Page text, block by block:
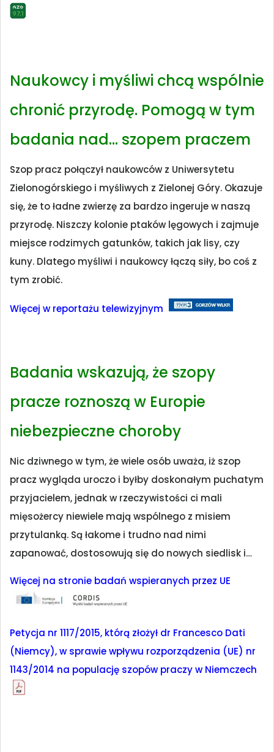
Naukowcy i myśliwi chcą wspólnie
chronić przyrodę. Pomogą w tym
badania nad… szopem praczem
Szop pracz połączył naukowców z Uniwersytetu
Zielonogórskiego i myśliwych z Zielonej Góry. Okazuje
się, że to ładne zwierzę za bardzo ingeruje w naszą
przyrodę. Niszczy kolonie ptaków lęgowych i zajmuje
miejsce rodzimych gatunków, takich jak lisy, czy
kuny. Dlatego myśliwi i naukowcy łączą siły, bo coś z
tym zrobić.
Więcej w reportażu telewizyjnym
Badania wskazują, że szopy
pracze roznoszą w Europie
niebezpieczne choroby
Nic dziwnego w tym, że wiele osób uważa, iż szop
pracz wygląda uroczo i byłby doskonałym puchatym
przyjacielem, jednak w rzeczywistości ci mali
mięsożercy niewiele mają wspólnego z misiem
przytulanką. Są łakome i trudno nad nimi
zapanować, dostosowują się do nowych siedlisk i…
Więcej na stronie badań wspieranych przez UE
Petycja nr 1117/2015, którą złożył dr Francesco Dati
(Niemcy), w sprawie wpływu rozporządzenia (UE) nr
1143/2014 na populację szopów praczy w Niemczech